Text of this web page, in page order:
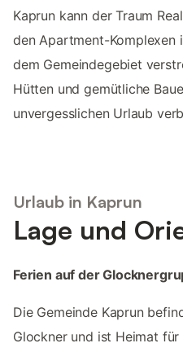
Kaprun kann der Traum
den Apartment-Komplexen
dem Gemeindegebiet
Hütten und gemütliche
unvergesslichen Urlaub
Urlaub in Kaprun
Lage und
Ferien auf der
Die Gemeinde Kaprun
Glockner und ist Heimat